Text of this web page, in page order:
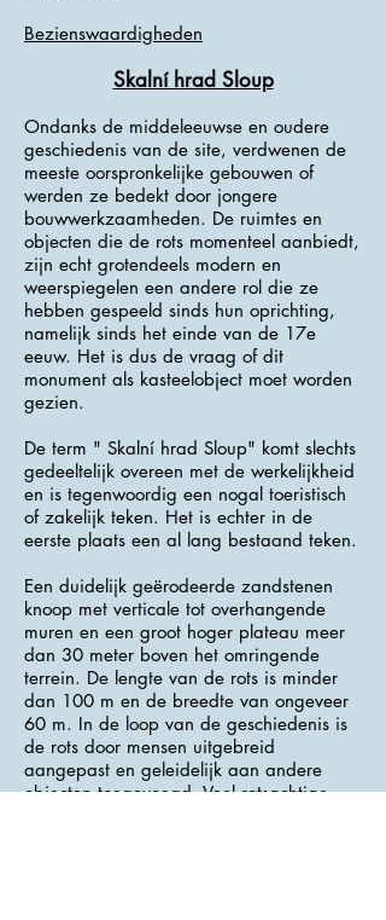
Bezienswaardigheden
Skalní hrad Sloup
Ondanks de middeleeuwse en oudere
geschiedenis van de site, verdwenen de
meeste oorspronkelijke gebouwen of
werden ze bedekt door jongere
bouwwerkzaamheden. De ruimtes en
objecten die de rots momenteel aanbiedt,
zijn echt grotendeels modern en
weerspiegelen een andere rol die ze
hebben gespeeld sinds hun oprichting,
namelijk sinds het einde van de 17e
eeuw. Het is dus de vraag of dit
monument als kasteelobject moet worden
gezien.
De term " Skalní hrad Sloup" komt slechts
gedeeltelijk overeen met de werkelijkheid
en is tegenwoordig een nogal toeristisch
of zakelijk teken. Het is echter in de
eerste plaats een al lang bestaand teken.
Een duidelijk geërodeerde zandstenen
knoop met verticale tot overhangende
muren en een groot hoger plateau meer
dan 30 meter boven het omringende
terrein. De lengte van de rots is minder
dan 100 m en de breedte van ongeveer
60 m. In de loop van de geschiedenis is
de rots door mensen uitgebreid
aangepast en geleidelijk aan andere
objecten toegevoegd. Veel rotsachtige